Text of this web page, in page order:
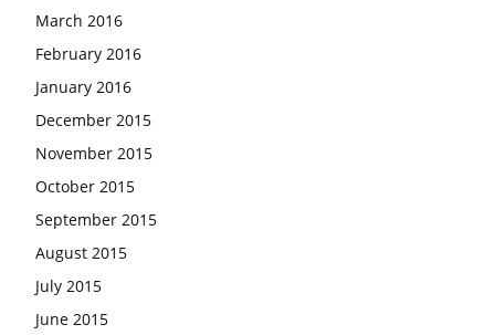
March 2016
February 2016
January 2016
December 2015
November 2015
October 2015
September 2015
August 2015
July 2015
June 2015